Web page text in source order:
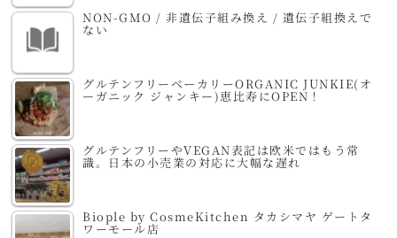
NON-GMO / 非遺伝子組み換え / 遺伝子組換えで
ない
グルテンフリーベーカリーORGANIC JUNKIE(オ
ーガニック ジャンキー)恵比寿にOPEN！
グルテンフリーやVEGAN表記は欧米ではもう常
識。日本の小売業の対応に大幅な遅れ
Biople by CosmeKitchen タカシマヤ ゲートタ
ワーモール店